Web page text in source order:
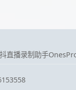
直播录制助手